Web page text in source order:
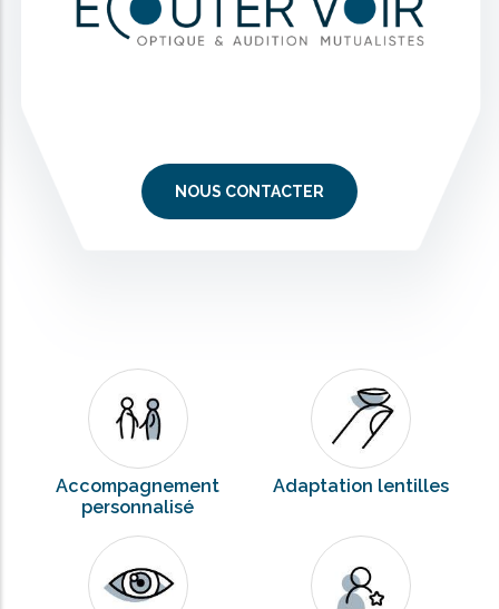
NOUS CONTACTER
Accompagnement
personnalisé
Adaptation lentilles